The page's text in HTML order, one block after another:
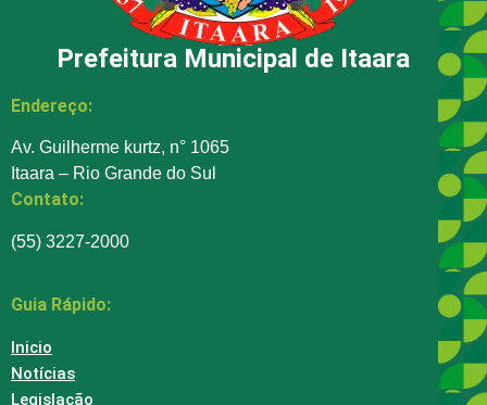
Prefeitura Municipal de Itaara
Endereço:
Av. Guilherme kurtz, n° 1065
Itaara – Rio Grande do Sul
Contato:
(55) 3227-2000
Guia Rápido:
Inicio
Notícias
Legislação